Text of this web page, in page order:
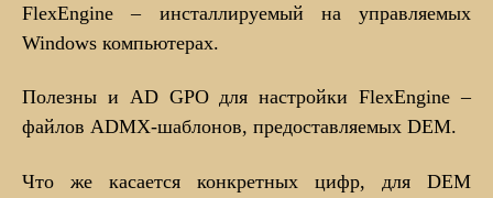
FlexEngine – инсталлируемый на управляемых
Windows компьютерах.
Полезны и AD GPO для настройки FlexEngine –
файлов ADMX-шаблонов, предоставляемых DEM.
Что же касается конкретных цифр, для DEM